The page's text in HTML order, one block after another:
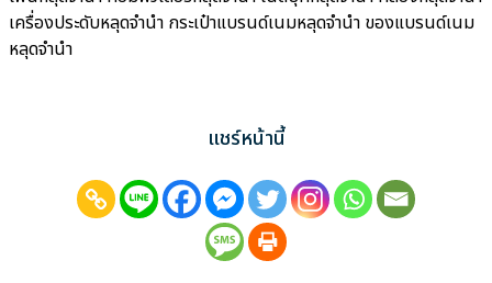
เครื่องประดับหลุดจำนำ กระเป๋าแบรนด์เนมหลุดจำนำ ของแบรนด์เนม
หลุดจำนำ
แชร์หน้านี้